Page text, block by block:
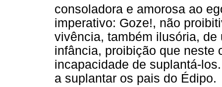
consoladora e amorosa ao
imperativo: Goze!, não
vivência, também ilusória,
infância, proibição que neste
incapacidade de suplantá-
a suplantar os pais do Édipo.